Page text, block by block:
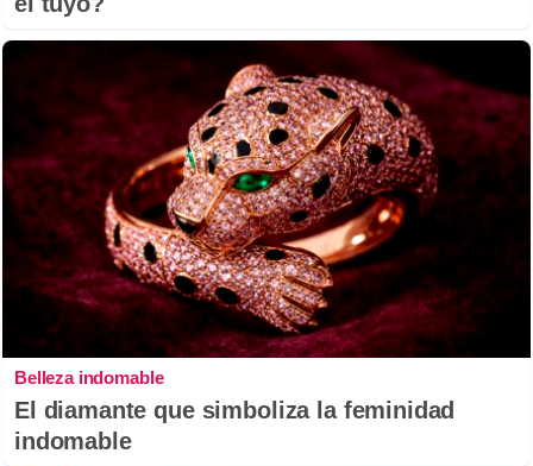
Belleza indomable
El diamante que simboliza la feminidad
indomable